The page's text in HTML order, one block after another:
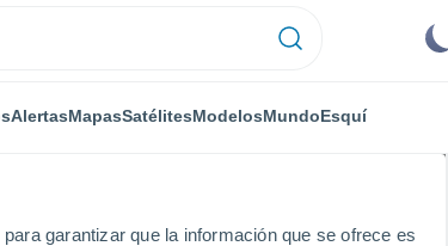
garantizar que la información que se ofrece es
AlertasMapasSatélitesModelosMundoEsquí